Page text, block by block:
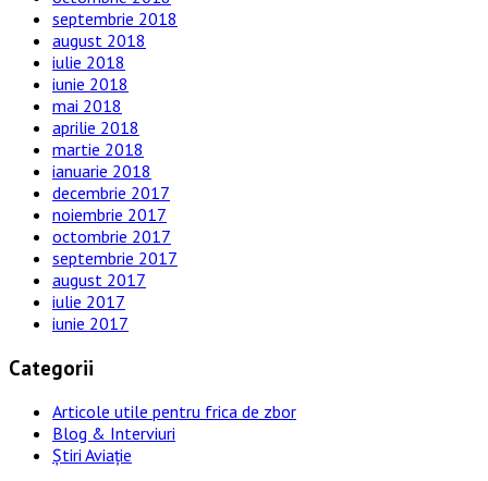
septembrie 2018
august 2018
iulie 2018
iunie 2018
mai 2018
aprilie 2018
martie 2018
ianuarie 2018
decembrie 2017
noiembrie 2017
octombrie 2017
septembrie 2017
august 2017
iulie 2017
iunie 2017
Categorii
Articole utile pentru frica de zbor
Blog & Interviuri
Știri Aviație